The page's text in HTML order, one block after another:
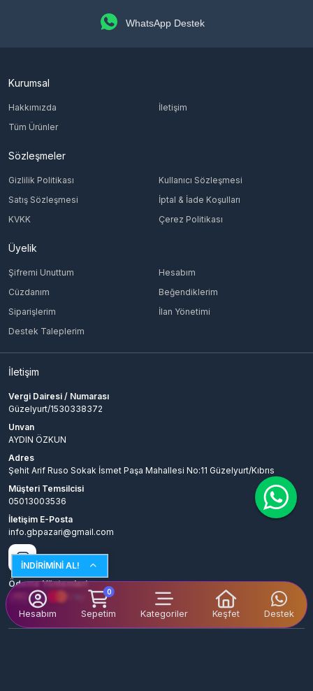
İNDİRİMİNİ AL!
Hesabım
0
Sepetim Kategoriler Keşfet Destek
WhatsApp Destek
Kurumsal
Hakkımızda
İletişim
Tüm Ürünler
Sözleşmeler
Gizlilik Politikası
Kullanıcı Sözleşmesi
Satış Sözleşmesi
İptal & İade Koşulları
KVKK
Çerez Politikası
Üyelik
Şifremi Unuttum
Hesabım
Cüzdanım
Beğendiklerim
Siparişlerim
İlan Yönetimi
Destek Taleplerim
İletişim
Vergi Dairesi / Numarası
Güzelyurt/1530338372
Unvan
AYDIN ÖZKUN
Adres
Şehit Arif Ruso Sokak İsmet Paşa Mahallesi No:11 Güzelyurt/Kıbrıs
Müşteri Temsilcisi
05013003536
İletişim E-Posta
info.gbpazari@gmail.com
Ödeme Yöntemleri